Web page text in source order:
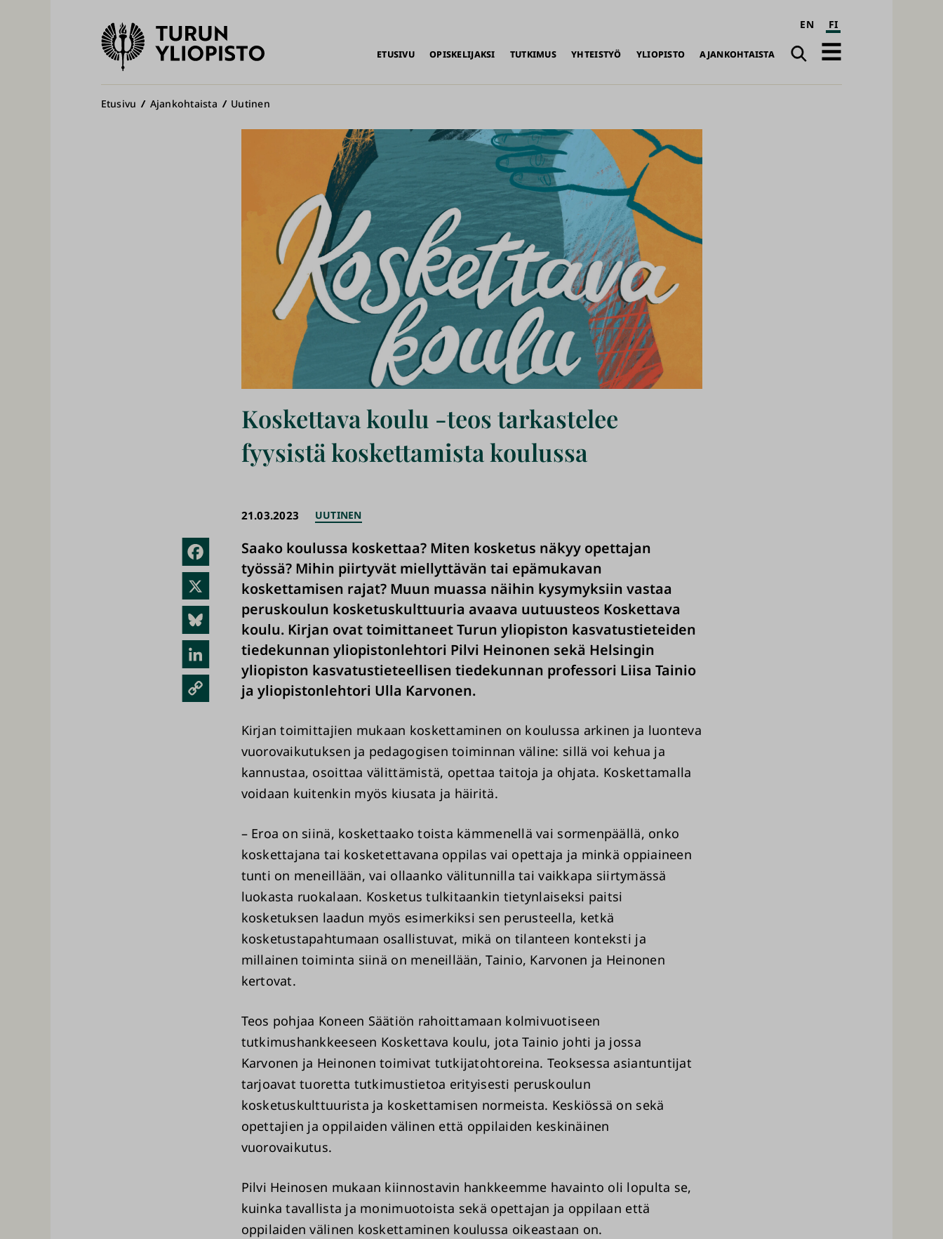
Turun
yliopisto
EN FI
ETUSIVU OPISKELIJAKSI TUTKIMUS YHTEISTYÖ YLIOPISTO AJANKOHTAISTA
Haku
Avaa
Murupolku
Etusivu Ajankohtaista Uutinen
Koskettava koulu -teos tarkastelee
fyysistä koskettamista koulussa
21.03.2023 UUTINEN
ebo
sky
edIn
Saako koulussa koskettaa? Miten kosketus näkyy opettajan
työssä? Mihin piirtyvät miellyttävän tai epämukavan
koskettamisen rajat? Muun muassa näihin kysymyksiin vastaa
peruskoulun kosketuskulttuuria avaava uutuusteos Koskettava
koulu. Kirjan ovat toimittaneet Turun yliopiston kasvatustieteiden
tiedekunnan yliopistonlehtori Pilvi Heinonen sekä Helsingin
yliopiston kasvatustieteellisen tiedekunnan professori Liisa Tainio
ja yliopistonlehtori Ulla Karvonen.
Kirjan toimittajien mukaan koskettaminen on koulussa arkinen ja luonteva
vuorovaikutuksen ja pedagogisen toiminnan väline: sillä voi kehua ja
kannustaa, osoittaa välittämistä, opettaa taitoja ja ohjata. Koskettamalla
voidaan kuitenkin myös kiusata ja häiritä.
– Eroa on siinä, koskettaako toista kämmenellä vai sormenpäällä, onko
koskettajana tai kosketettavana oppilas vai opettaja ja minkä oppiaineen
tunti on meneillään, vai ollaanko välitunnilla tai vaikkapa siirtymässä
luokasta ruokalaan. Kosketus tulkitaankin tietynlaiseksi paitsi
kosketuksen laadun myös esimerkiksi sen perusteella, ketkä
kosketustapahtumaan osallistuvat, mikä on tilanteen konteksti ja
millainen toiminta siinä on meneillään, Tainio, Karvonen ja Heinonen
kertovat.
Teos pohjaa Koneen Säätiön rahoittamaan kolmivuotiseen
tutkimushankkeeseen Koskettava koulu, jota Tainio johti ja jossa
Karvonen ja Heinonen toimivat tutkijatohtoreina. Teoksessa asiantuntijat
tarjoavat tuoretta tutkimustietoa erityisesti peruskoulun
kosketuskulttuurista ja koskettamisen normeista. Keskiössä on sekä
opettajien ja oppilaiden välinen että oppilaiden keskinäinen
vuorovaikutus.
Pilvi Heinosen mukaan kiinnostavin hankkeemme havainto oli lopulta se,
kuinka tavallista ja monimuotoista sekä opettajan ja oppilaan että
oppilaiden välinen koskettaminen koulussa oikeastaan on.